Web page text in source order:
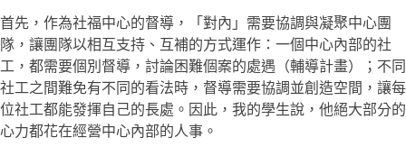
首先，作為社福中心的督導，「對內」需要協調與凝聚中心團
隊，讓團隊以相互支持、互補的方式運作：一個中心內部的社
工，都需要個別督導，討論困難個案的處遇（輔導計畫）；不同
社工之間難免有不同的看法時，督導需要協調並創造空間，讓每
位社工都能發揮自己的長處。因此，我的學生說，他絕大部分的
心力都花在經營中心內部的人事。